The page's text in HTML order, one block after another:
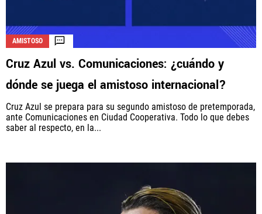
AMISTOSO
Cruz Azul vs. Comunicaciones: ¿cuándo y
dónde se juega el amistoso internacional?
Cruz Azul se prepara para su segundo amistoso de pretemporada,
ante Comunicaciones en Ciudad Cooperativa. Todo lo que debes
saber al respecto, en la...